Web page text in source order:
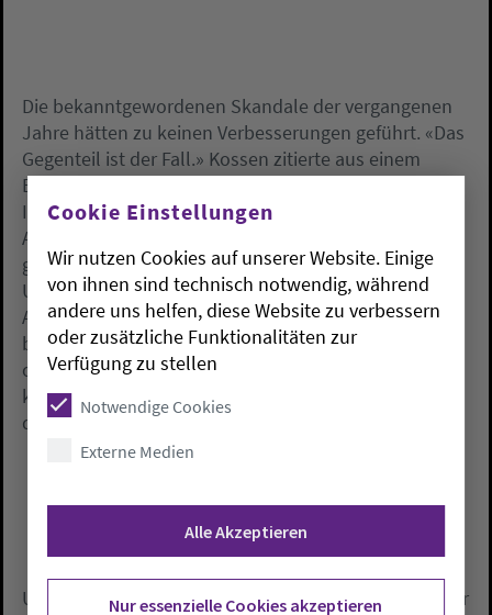
Die bekanntgewordenen Skandale der vergangenen
Jahre hätten zu keinen Verbesserungen geführt. «Das
Gegenteil ist der Fall.» Kossen zitierte aus einem
Bericht für den Deutschen Bundestag des Deutschen
Instituts für Menschenrechte. Demzufolge litten
Arbeitsmigrantinnen und -migranten trotz
gesetzlicher Änderungen und ausgebauter
Unterstützungsstruktur nach wie vor unter schwerer
Ausbeutung: «Das heißt, sie arbeiten letztlich für zwei
bis drei Euro die Stunde, mit vielen Überstunden und
ohne soziale Absicherung. Ein zentrales Problem: Sie
können ihr Recht auf Lohn ganz häufig nicht
durchsetzen.»
Um Arbeitsmigranten vor Ausbeutung und «moderner
Cookie Einstellungen
Wir nutzen Cookies auf unserer Website. Einige
von ihnen sind technisch notwendig, während
andere uns helfen, diese Website zu verbessern
oder zusätzliche Funktionalitäten zur
Verfügung zu stellen
Notwendige Cookies
Externe Medien
Alle Akzeptieren
Nur essenzielle Cookies akzeptieren